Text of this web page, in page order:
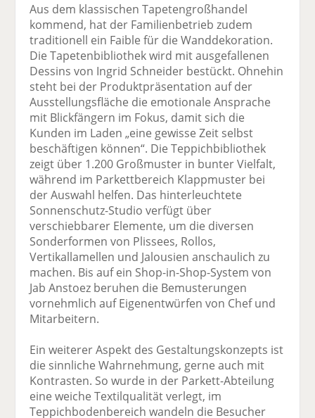
Aus dem klassischen Tapetengroßhandel
kommend, hat der Familienbetrieb zudem
traditionell ein Faible für die Wanddekoration.
Die Tapetenbibliothek wird mit ausgefallenen
Dessins von Ingrid Schneider bestückt. Ohnehin
steht bei der Produktpräsentation auf der
Ausstellungsfläche die emotionale Ansprache
mit Blickfängern im Fokus, damit sich die
Kunden im Laden „eine gewisse Zeit selbst
beschäftigen können“. Die Teppichbibliothek
zeigt über 1.200 Großmuster in bunter Vielfalt,
während im Parkettbereich Klappmuster bei
der Auswahl helfen. Das hinterleuchtete
Sonnenschutz-Studio verfügt über
verschiebbarer Elemente, um die diversen
Sonderformen von Plissees, Rollos,
Vertikallamellen und Jalousien anschaulich zu
machen. Bis auf ein Shop-in-Shop-System von
Jab Anstoez beruhen die Bemusterungen
vornehmlich auf Eigenentwürfen von Chef und
Mitarbeitern.
Ein weiterer Aspekt des Gestaltungskonzepts ist
die sinnliche Wahrnehmung, gerne auch mit
Kontrasten. So wurde in der Parkett-Abteilung
eine weiche Textilqualität verlegt, im
Teppichbodenbereich wandeln die Besucher